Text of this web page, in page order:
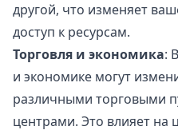
другой, что изменяет
доступ к ресурсам.
Торговля и экономика:
и экономике могут
различными торговыми
центрами. Это влияет на